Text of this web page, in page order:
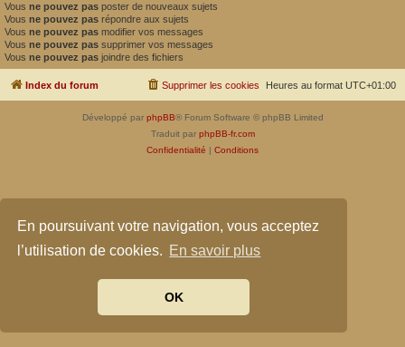
En poursuivant votre navigation, vous acceptez
l’utilisation de cookies. En savoir plus
OK
Vous ne pouvez pas poster de nouveaux sujets
Vous ne pouvez pas répondre aux sujets
Vous ne pouvez pas modifier vos messages
Vous ne pouvez pas supprimer vos messages
Vous ne pouvez pas joindre des fichiers
Index du forum Heures au format UTC+01:00
Supprimer les cookies
Développé par phpBB® Forum Software © phpBB Limited
Traduit par phpBB-fr.com
Confidentialité | Conditions